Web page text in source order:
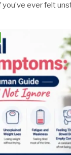
ever felt